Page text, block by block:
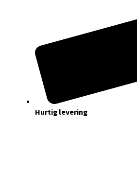
Hurtig levering